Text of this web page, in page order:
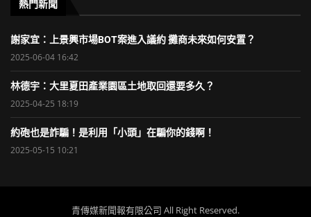
熱門新聞
謝家宜：上景興市場BOT案進入議約 攤商未來如何安置？
2025-06-04 16:42
林德宇：大里夏田產業園區土地取回還要多久？
2025-04-25 18:19
約砲也是詐騙！是利用「小頭」在騙你的錢啊！
2025-05-15 10:21
青傳媒新聞報有限公司 All Right Reserved.